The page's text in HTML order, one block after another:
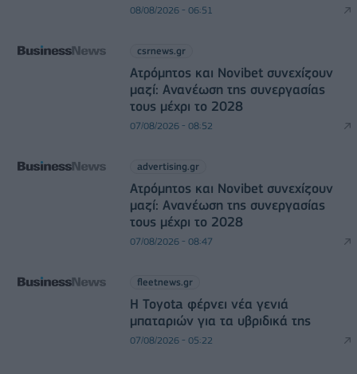
08/08/2026 - 06:51
csrnews.gr
Ατρόμητος και Novibet συνεχίζουν
μαζί: Ανανέωση της συνεργασίας
τους μέχρι το 2028
07/08/2026 - 08:52
advertising.gr
Ατρόμητος και Novibet συνεχίζουν
μαζί: Ανανέωση της συνεργασίας
τους μέχρι το 2028
07/08/2026 - 08:47
fleetnews.gr
Η Toyota φέρνει νέα γενιά
μπαταριών για τα υβριδικά της
07/08/2026 - 05:22